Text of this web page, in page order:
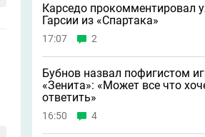
Карседо прокомментировал
Гарсии из «Спартака»
17:07 2
Бубнов назвал пофигистом
«Зенита»: «Может всe что
ответить»
16:50 4